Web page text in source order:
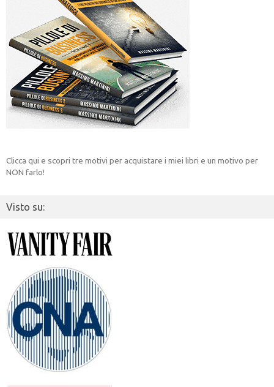
Clicca qui e scopri tre motivi per acquistare i miei libri e un motivo per
NON farlo!
Visto su: